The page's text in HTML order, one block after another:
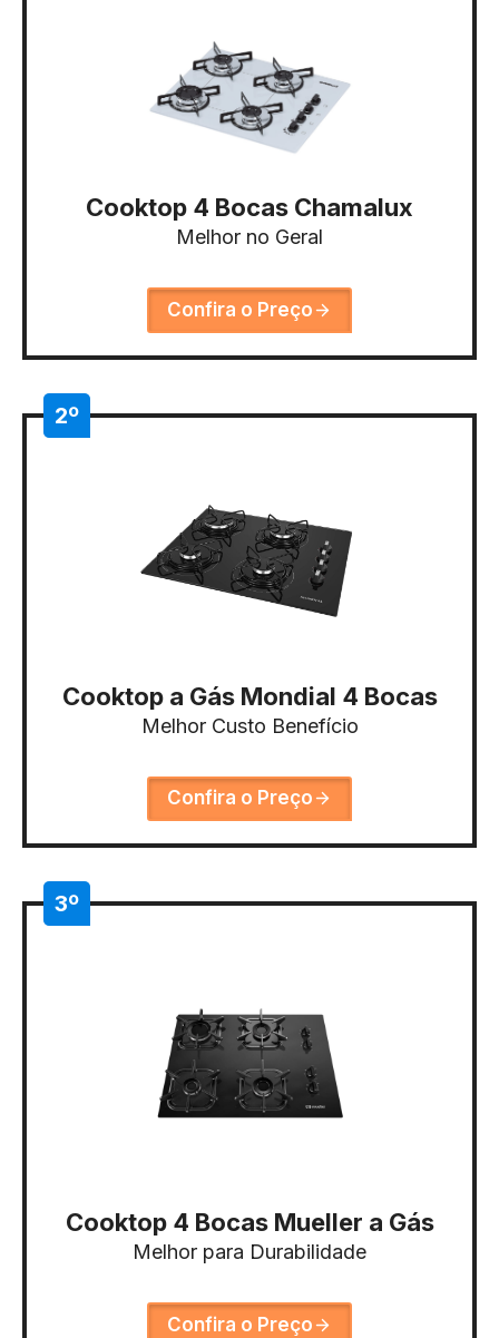
Cooktop 4 Bocas Chamalux
Melhor no Geral
Confira o Preço
2º
Cooktop a Gás Mondial 4 Bocas
Melhor Custo Benefício
Confira o Preço
3º
Cooktop 4 Bocas Mueller a Gás
Melhor para Durabilidade
Confira o Preço